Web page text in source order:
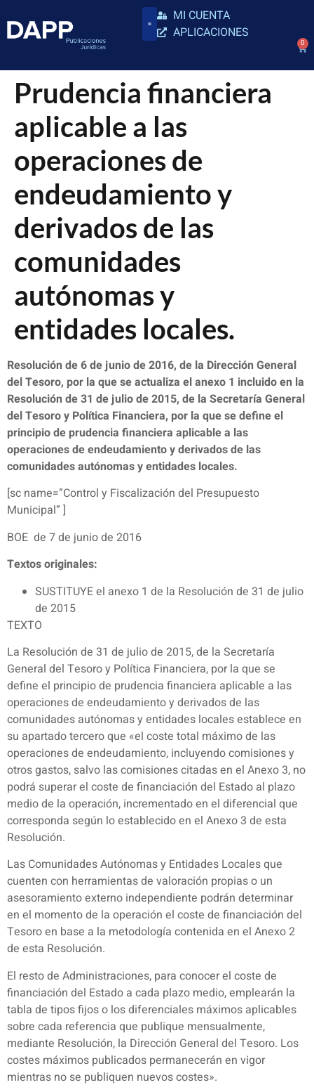
MI CUENTA
APLICACIONES
0
Prudencia financiera
aplicable a las
operaciones de
endeudamiento y
derivados de las
comunidades
autónomas y
entidades locales.
Resolución de 6 de junio de 2016, de la Dirección General
del Tesoro, por la que se actualiza el anexo 1 incluido en la
Resolución de 31 de julio de 2015, de la Secretaría General
del Tesoro y Política Financiera, por la que se define el
principio de prudencia financiera aplicable a las
operaciones de endeudamiento y derivados de las
comunidades autónomas y entidades locales.
[sc name=”Control y Fiscalización del Presupuesto
Municipal” ]
BOE de 7 de junio de 2016
Textos originales:
SUSTITUYE el anexo 1 de la Resolución de 31 de julio
de 2015
TEXTO
La Resolución de 31 de julio de 2015, de la Secretaría
General del Tesoro y Política Financiera, por la que se
define el principio de prudencia financiera aplicable a las
operaciones de endeudamiento y derivados de las
comunidades autónomas y entidades locales establece en
su apartado tercero que «el coste total máximo de las
operaciones de endeudamiento, incluyendo comisiones y
otros gastos, salvo las comisiones citadas en el Anexo 3, no
podrá superar el coste de financiación del Estado al plazo
medio de la operación, incrementado en el diferencial que
corresponda según lo establecido en el Anexo 3 de esta
Resolución.
Las Comunidades Autónomas y Entidades Locales que
cuenten con herramientas de valoración propias o un
asesoramiento externo independiente podrán determinar
en el momento de la operación el coste de financiación del
Tesoro en base a la metodología contenida en el Anexo 2
de esta Resolución.
El resto de Administraciones, para conocer el coste de
financiación del Estado a cada plazo medio, emplearán la
tabla de tipos fijos o los diferenciales máximos aplicables
sobre cada referencia que publique mensualmente,
mediante Resolución, la Dirección General del Tesoro. Los
costes máximos publicados permanecerán en vigor
mientras no se publiquen nuevos costes».